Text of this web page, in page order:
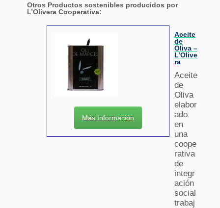
Otros Productos sostenibles producidos por
L’Olivera Cooperativa:
Más Información
Aceite
de
Oliva –
L’Olive
ra
Aceite
de
Oliva
elabor
ado
en
una
coope
rativa
de
integr
ación
social
trabaj